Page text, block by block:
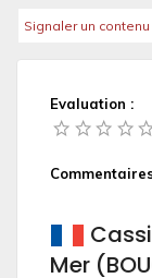
Signaler un
Evaluation :
Mer